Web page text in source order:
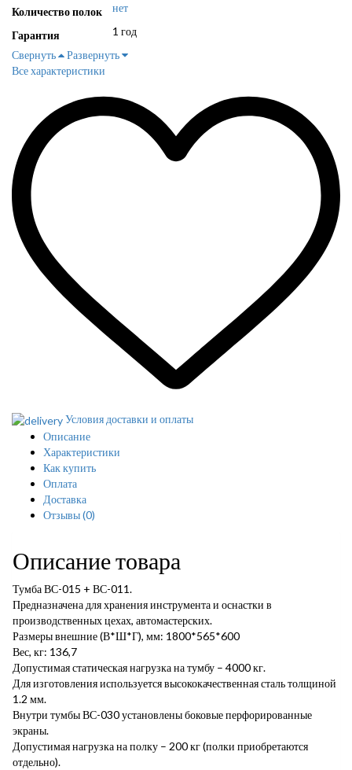
Количество полок нет
Гарантия
1 год
Свернуть
Развернуть
Все характеристики
Условия доставки и оплаты
Описание
Характеристики
Как купить
Оплата
Доставка
Отзывы(0)
Описание товара
Тумба ВС-015 + ВС-011.
Предназначена для хранения инструмента и оснастки в
производственных цехах, автомастерских.
Размеры внешние (В*Ш*Г), мм: 1800*565*600
Вес, кг: 136,7
Допустимая статическая нагрузка на тумбу – 4000 кг.
Для изготовления используется высококачественная сталь толщиной
1.2 мм.
Внутри тумбы ВС-030 установлены боковые перфорированные
экраны.
Допустимая нагрузка на полку – 200 кг (полки приобретаются
отдельно).